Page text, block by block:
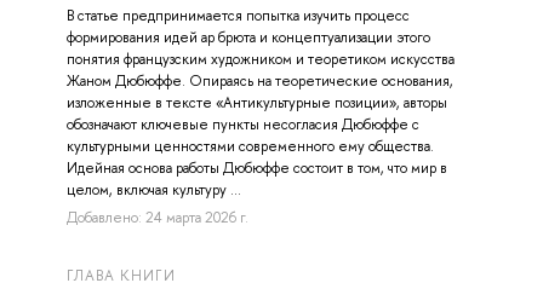
В статье предпринимается попытка изучить процесс
формирования идей ар брюта и концептуализации этого
понятия французским художником и теоретиком искусства
Жаном Дюбюффе. Опираясь на теоретические основания,
изложенные в тексте «Антикультурные позиции», авторы
обозначают ключевые пункты несогласия Дюбюффе с
культурными ценностями современного ему общества.
Идейная основа работы Дюбюффе состоит в том, что мир в
целом, включая культуру ...
Добавлено: 24 марта 2026 г.
ГЛАВА КНИГИ